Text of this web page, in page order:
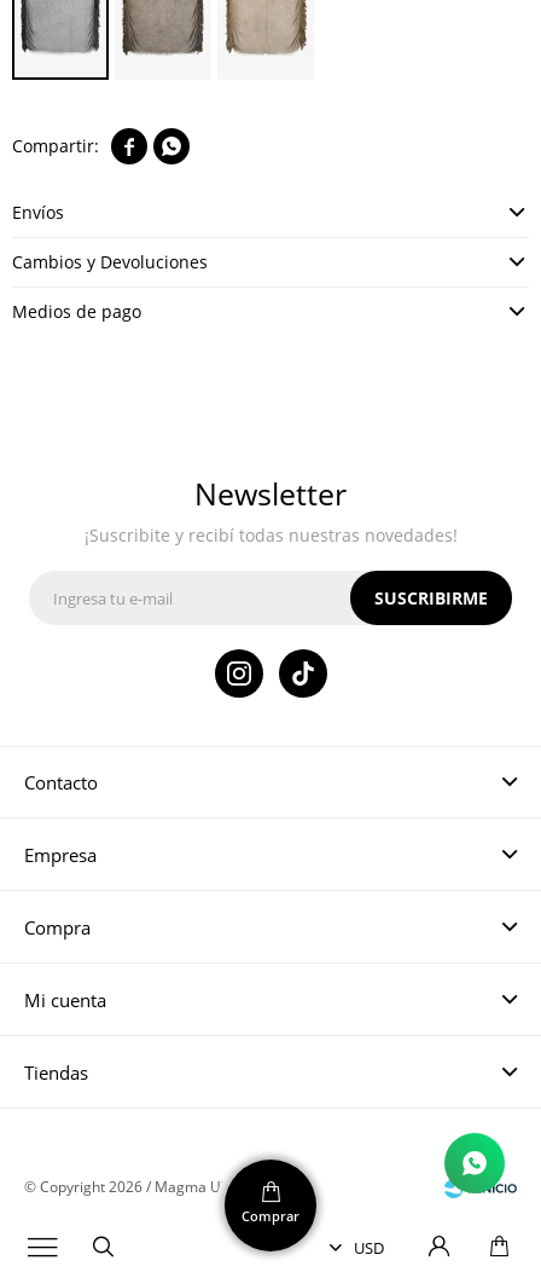

 
Envíos
Cambios y Devoluciones
Medios de pago
Contacto
Empresa
Compra
Mi cuenta
Tiendas
Newsletter
¡Suscribite y recibí todas nuestras novedades!
SUSCRIBIRME

© Copyright 2026 / Magma UY